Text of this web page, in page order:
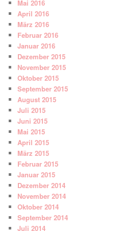
Mai 2016
April 2016
März 2016
Februar 2016
Januar 2016
Dezember 2015
November 2015
Oktober 2015
September 2015
August 2015
Juli 2015
Juni 2015
Mai 2015
April 2015
März 2015
Februar 2015
Januar 2015
Dezember 2014
November 2014
Oktober 2014
September 2014
Juli 2014